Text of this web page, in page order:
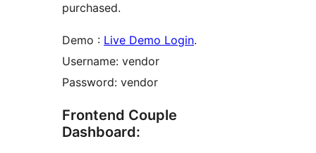
purchased.
Demo : Live Demo Login.
Username: vendor
Password: vendor
Frontend Couple
Dashboard: